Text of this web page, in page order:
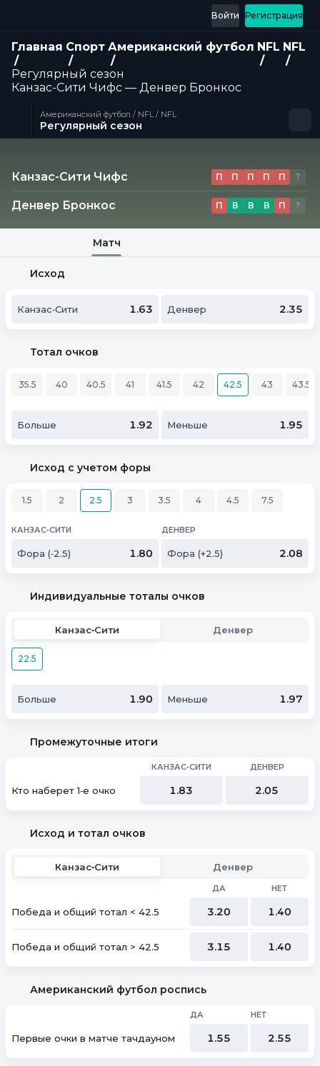
Регистрация
Войти
Главная Спорт Американский футбол NFL NFL
Регулярный сезон
Канзас-Сити Чифс — Денвер Бронкос
Американский футбол / NFL / NFL
Регулярный сезон
Матч
Канзас-Сити Чифс
Денвер Бронкос
П П П П П ?
П В В В П ?
Матч
Исход
Канзас‑Сити 1.63 Денвер 2.35
Тотал очков
35.5 40 40.5 41 41.5 42 42.5 43 43.5
Больше 1.92 Меньше 1.95
Исход с учетом форы
1.5 2 2.5 3 3.5 4 4.5 7.5
КАНЗАС‑СИТИ ДЕНВЕР
Фора (‑2.5) 1.80 Фора (+2.5) 2.08
Индивидуальные тоталы очков
Канзас‑Сити Денвер
22.5
Больше 1.90 Меньше 1.97
Промежуточные итоги
КАНЗАС‑СИТИ ДЕНВЕР
Кто наберет 1‑е очко 1.83 2.05
Исход и тотал очков
Канзас‑Сити Денвер
ДА НЕТ
Победа и общий тотал < 42.5 3.20 1.40
Победа и общий тотал > 42.5 3.15 1.40
Американский футбол роспись
ДА НЕТ
Первые очки в матче тачдауном 1.55 2.55